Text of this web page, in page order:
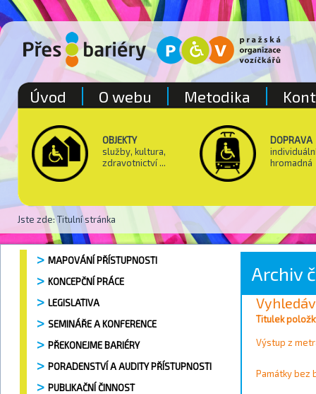
OBJEKTY
služby, kultura,
zdravotnictví ...
DOPRAVA
hromadná
Jste zde:Titulní stránka
Úvod O webu Metodika
MAPOVÁNÍ PŘÍSTUPNOSTI
KONCEPČNÍ PRÁCE
LEGISLATIVA
SEMINÁŘE A KONFERENCE
PŘEKONEJME BARIÉRY
PORADENSTVÍ A AUDITY PŘÍSTUPNOSTI
PUBLIKAČNÍ ČINNOST
Archiv
Vyhledávání
Vyhledat
Titulek
Výstup z
Památky bez